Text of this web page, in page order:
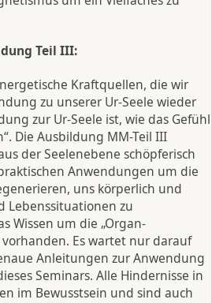
Teil III:
Kraftquellen, die wir
zu unserer Ur-Seele wieder
zur Ur-Seele ist, wie das Gefühl
Die Ausbildung MM-Teil III
der Seelenebene schöpferisch
Anwendungen um die
uns körperlich und
Lebenssituationen zu
Wissen um die „Organ-
Es wartet nur darauf
Anleitungen zur Anwendung
Seminars. Alle Hindernisse in
im Bewusstsein und sind auch